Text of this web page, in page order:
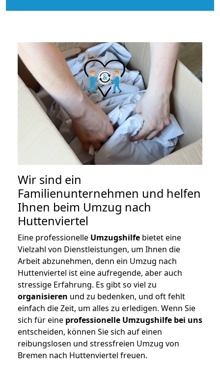
Wir sind ein
Familienunternehmen und helfen
Ihnen beim Umzug nach
Huttenviertel
Eine professionelle Umzugshilfe bietet eine
Vielzahl von Dienstleistungen, um Ihnen die
Arbeit abzunehmen, denn ein Umzug nach
Huttenviertel ist eine aufregende, aber auch
stressige Erfahrung. Es gibt so viel zu
organisieren und zu bedenken, und oft fehlt
einfach die Zeit, um alles zu erledigen. Wenn Sie
sich für eine professionelle Umzugshilfe bei uns
entscheiden, können Sie sich auf einen
reibungslosen und stressfreien Umzug von
Bremen nach Huttenviertel freuen.